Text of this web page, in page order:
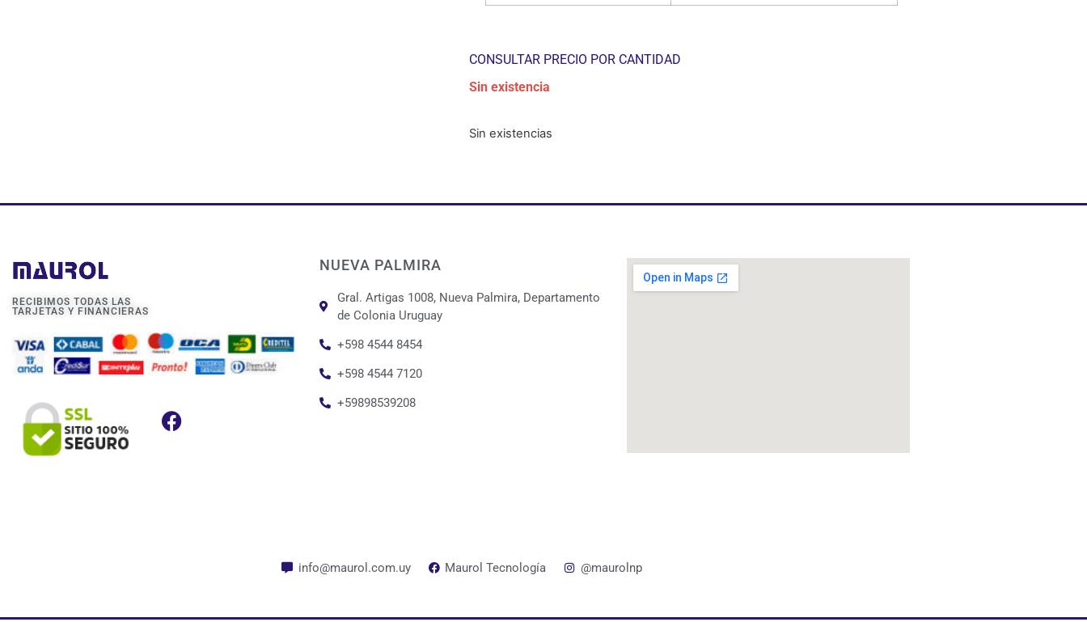
CONSULTAR PRECIO POR CANTIDAD
Sin existencia
Sin existencias
RECIBIMOS TODAS LAS
TARJETAS Y FINANCIERAS
NUEVA PALMIRA
Gral. Artigas 1008, Nueva Palmira, Departamento
de Colonia Uruguay
+598 4544 8454
+598 4544 7120
+59898539208
info@maurol.com.uy Maurol Tecnología @maurolnp